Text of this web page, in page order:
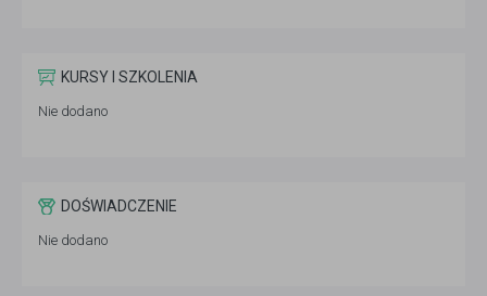
KURSY I SZKOLENIA
Nie dodano
DOŚWIADCZENIE
Nie dodano